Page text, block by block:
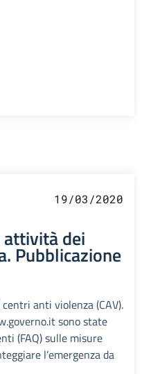
19/03/2020
dei
Pubblicazione
anti violenza (CAV).
sono state
(FAQ) sulle misure
l’emergenza da